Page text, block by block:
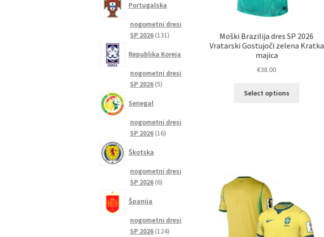
Moški Brazilija dres SP 2026
Vratarski Gostujoči zelena Kratka
majica
€38.00
Select options
Portugalska
nogometni dresi
SP 2026 131131
Republika Koreja
nogometni dresi
SP 2026 55
Senegal
nogometni dresi
SP 2026 1616
Škotska
nogometni dresi
SP 2026 66
Španija
nogometni dresi
SP 2026 124124